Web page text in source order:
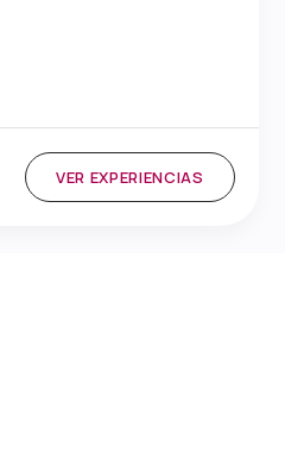
VER EXPERIENCIAS